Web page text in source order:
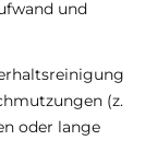
und
(z.
oder lange